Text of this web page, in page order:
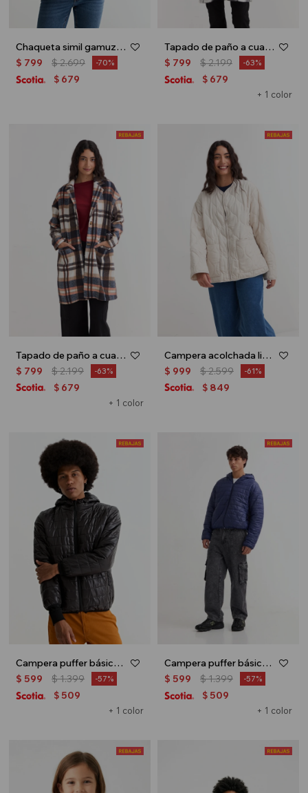
Chaqueta simil gamuza con forro de corderito - Beige
$ 799 $2.699 70
$ 679
Tapado de paño a cuadros - Negro
+ 1 color
$ 799 $2.199 63
$ 679
Tapado de paño a cuadros - Azul marino
+ 1 color
$ 799 $2.199 63
$ 679
Campera acolchada liviana - Crudo
$ 999 $2.599 61
$ 849
Campera puffer básica con capucha - Negro
+ 1 color
$ 599 $1.399 57
$ 509
Campera puffer básica con capucha - Azul marino
+ 1 color
$ 599 $1.399 57
$ 509